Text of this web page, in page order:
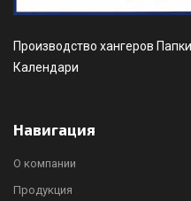
Производство хангеров
Календари
Навигация
О компании
Продукция